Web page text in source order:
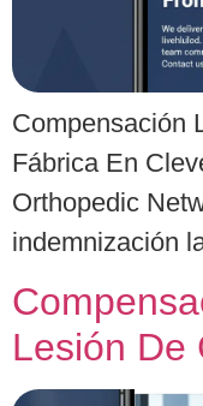
Compensación
Fábrica En
Orthopedic
indemnización
Lesión De